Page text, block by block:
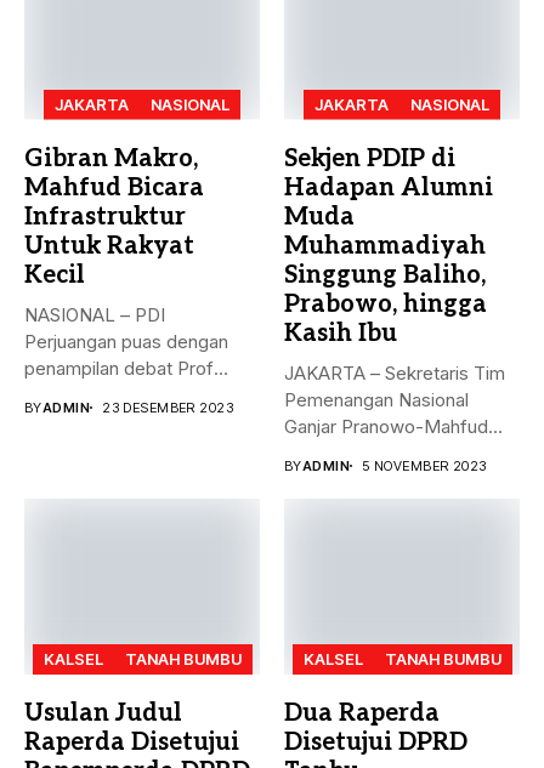
JAKARTA NASIONAL
Gibran Makro,
Mahfud Bicara
Infrastruktur
Untuk Rakyat
Kecil
NASIONAL – PDI
Perjuangan puas dengan
penampilan debat Prof
BYADMIN 23 DESEMBER 2023
JAKARTA NASIONAL
Sekjen PDIP di
Hadapan Alumni
Muda
Muhammadiyah
Singgung Baliho,
Prabowo, hingga
Kasih Ibu
JAKARTA – Sekretaris Tim
Pemenangan Nasional
Ganjar Pranowo-Mahfud
BYADMIN 5 NOVEMBER 2023
KALSEL TANAH BUMBU
Usulan Judul
Raperda Disetujui
KALSEL TANAH BUMBU
Dua Raperda
Disetujui DPRD